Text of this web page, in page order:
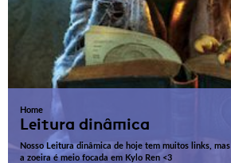
Home
Leitura dinâmica
Nosso Leitura dinâmica de hoje tem muitos links, mas
a zoeira é meio focada em Kylo Ren <3